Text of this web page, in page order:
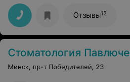
Однозначно рекомендую Степана
специалиста высочайшего уровня и
большой буквы! Спасибо Вам и
клиники "РОМДЕНТ"!
Отзывы12
Стоматология
Минск, пр-т Победителей, 23